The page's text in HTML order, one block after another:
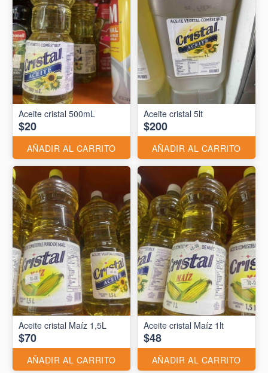
Aceite cristal 500mL
$20
AÑADIR AL CARRITO
Aceite cristal 5lt
$200
AÑADIR AL CARRITO
Aceite cristal Maíz 1,5L
$70
AÑADIR AL CARRITO
Aceite cristal Maíz 1lt
$48
AÑADIR AL CARRITO